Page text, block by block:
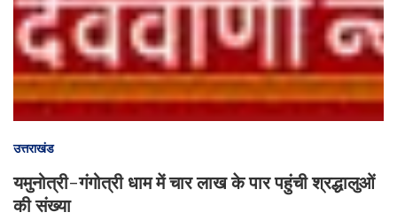
उत्तराखंड
यमुनोत्री-गंगोत्री धाम में चार लाख के पार पहुंची श्रद्धालुओं
की संख्या